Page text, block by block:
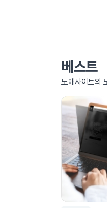
베스트
도매사이트의